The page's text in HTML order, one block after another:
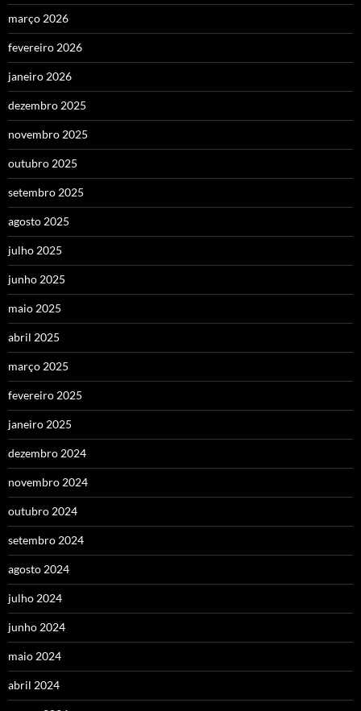
março 2026
fevereiro 2026
janeiro 2026
dezembro 2025
novembro 2025
outubro 2025
setembro 2025
agosto 2025
julho 2025
junho 2025
maio 2025
abril 2025
março 2025
fevereiro 2025
janeiro 2025
dezembro 2024
novembro 2024
outubro 2024
setembro 2024
agosto 2024
julho 2024
junho 2024
maio 2024
abril 2024